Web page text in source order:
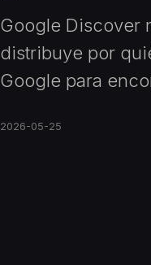
Google Discover
distribuye por
Google para
2026-05-25